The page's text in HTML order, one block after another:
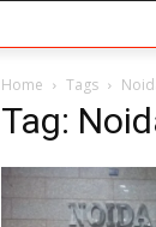
Home Tags
Tag: